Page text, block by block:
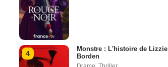
4
Monstre : L'histoire de Lizzie
Borden